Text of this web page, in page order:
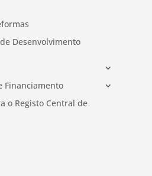
Desenvolvimento
Financiamento
o Registo Central de